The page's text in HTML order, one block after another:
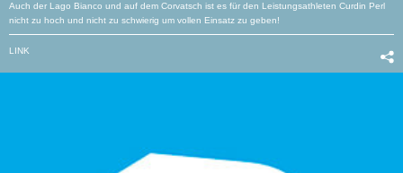
Auch der Lago Bianco und auf dem Corvatsch ist es für den Leistungsathleten Curdin Perl
nicht zu hoch und nicht zu schwierig um vollen Einsatz zu geben!
LINK